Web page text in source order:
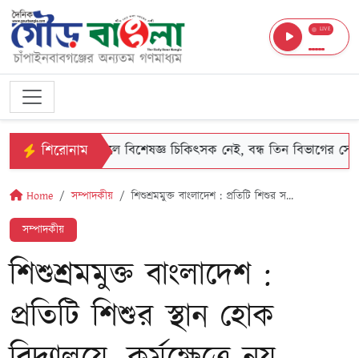
LIVE
শিরোনাম
জেলা হাসপাতালে বিশেষজ্ঞ চিকিৎসক নেই, বন্ধ তিন বিভাগের সেবা
Home সম্পাদকীয় শিশুশ্রমমুক্ত বাংলাদেশ : প্রতিটি শিশুর স...
সম্পাদকীয়
শিশুশ্রমমুক্ত বাংলাদেশ :
প্রতিটি শিশুর স্থান হোক